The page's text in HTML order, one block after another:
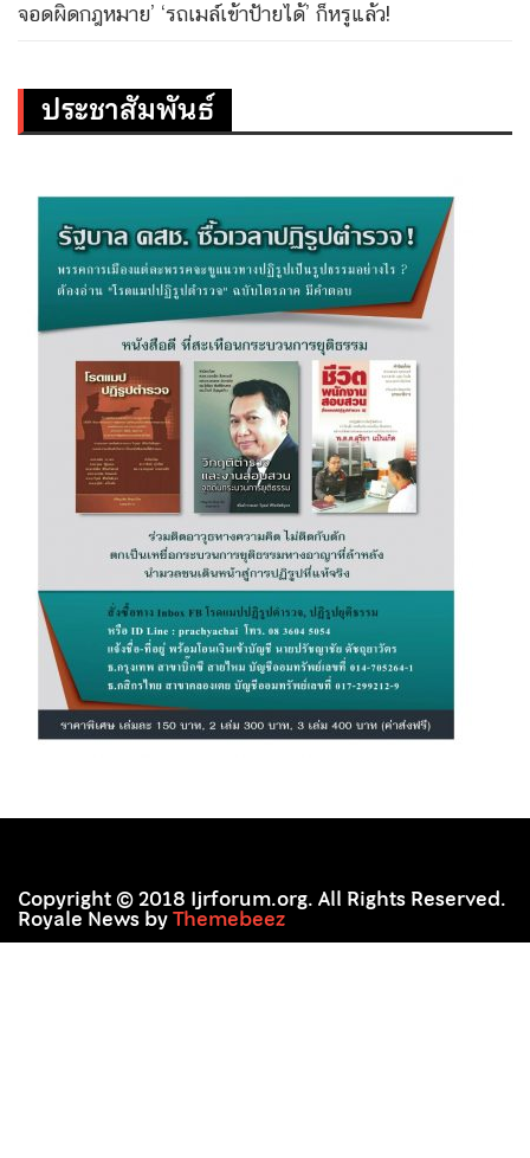
จอดผิดกฎหมาย’ ‘รถเมล์เข้าป้ายได้’ ก็หรูแล้ว!
ประชาสัมพันธ์
Copyright © 2018 Ijrforum.org. All Rights Reserved.
Royale News byThemebeez